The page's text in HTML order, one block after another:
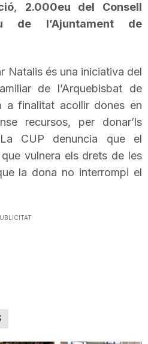
, 2.000eu del Consell
de l’Ajuntament de
Natalis és una iniciativa del
de l’Arquebisbat de
a finalitat acollir dones en
recursos, per donar’ls
La CUP denuncia que el
vulnera els drets de les
la dona no interrompi el